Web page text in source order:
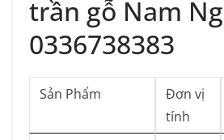
trần gỗ Nam
0336738383
Sản Phẩm
Đơn vị
tính